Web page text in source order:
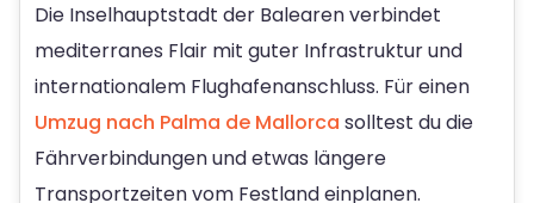
Die Inselhauptstadt der Balearen verbindet
mediterranes Flair mit guter Infrastruktur und
internationalem Flughafenanschluss. Für einen
Umzug nach Palma de Mallorca solltest du die
Fährverbindungen und etwas längere
Transportzeiten vom Festland einplanen.